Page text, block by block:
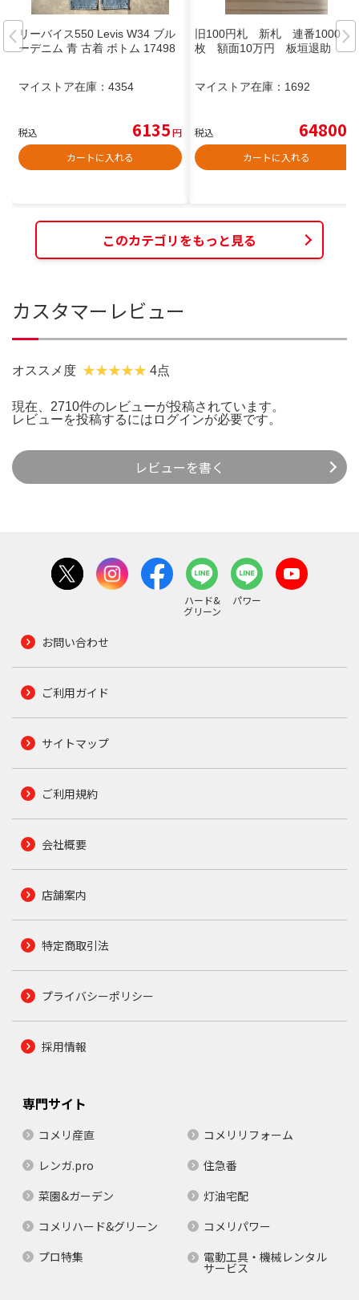
リーバイス550 Levis W34 ブル
ーデニム 青 古着 ボトム 17498
マイストア在庫： 4354
税込 6135円
カートに入れる
旧100円札 新札 連番1000
枚 額面10万円 板垣退助
マイストア在庫： 1692
税込 64800
カートに入れる
このカテゴリをもっと見る
カスタマーレビュー
オススメ度 4点
現在、2710件のレビューが投稿されています。
レビューを投稿するには ログインが必要です。
レビューを書く
ハード&
グリーン
パワー
お問い合わせ
ご利用ガイド
サイトマップ
ご利用規約
会社概要
店舗案内
特定商取引法
プライバシーポリシー
採用情報
専門サイト
コメリ産直
コメリリフォーム
レンガ.pro
住急番
菜園&ガーデン
灯油宅配
コメリハード&グリーン
コメリパワー
プロ特集
電動工具・機械レンタル
サービス